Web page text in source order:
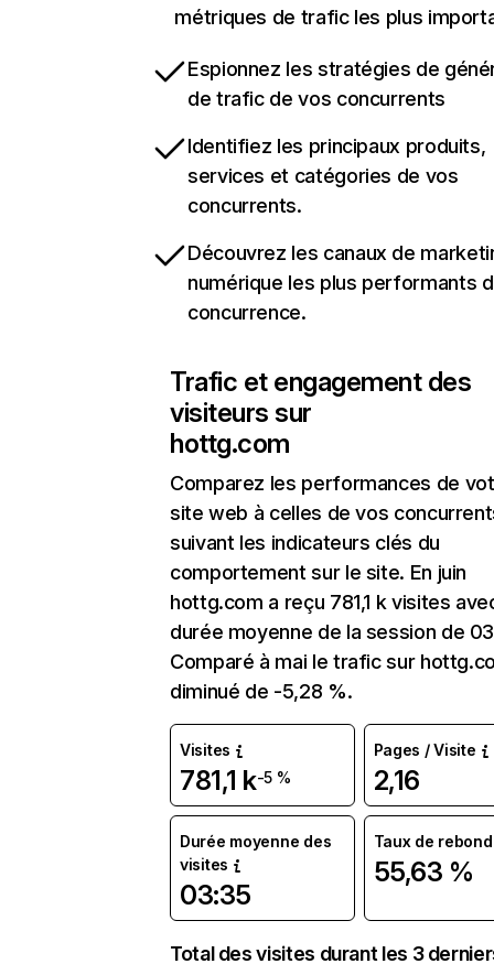
métriques de trafic les plus
Espionnez les stratégies de
de trafic de vos concurrents
Identifiez les principaux produits,
services et catégories de vos
concurrents.
Découvrez les canaux de
numérique les plus performants
concurrence.
Trafic et engagement des
visiteurs sur
hottg.com
Comparez les performances de
site web à celles de vos
suivant les indicateurs clés du
comportement sur le site. En juin
hottg.com a reçu 781,1 k visites
durée moyenne de la session de
Comparé à mai le trafic sur
diminué de -5,28 %.
Visites
781,1 k-5 %
Pages / Visite
2,16
Durée moyenne des
visites
03:35
Taux de rebond
55,63 %
Total des visites durant les 3